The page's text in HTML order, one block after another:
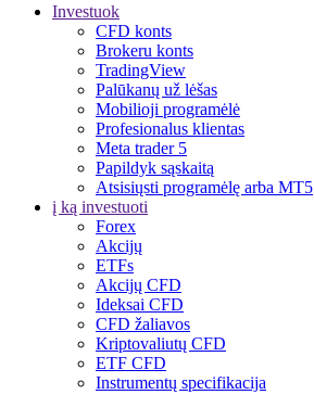
Investuok
CFD konts
Brokeru konts
TradingView
Palūkanų už lėšas
Mobilioji programėlė
Profesionalus klientas
Meta trader 5
Papildyk sąskaitą
Atsisiųsti programėlę arba MT5
į ką investuoti
Forex
Akcijų
ETFs
Akcijų CFD
Ideksai CFD
CFD žaliavos
Kriptovaliutų CFD
ETF CFD
Instrumentų specifikacija